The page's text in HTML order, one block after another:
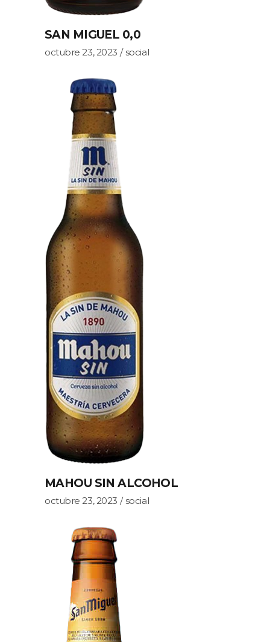
SAN MIGUEL 0,0
octubre 23, 2023 social
MAHOU SIN ALCOHOL
octubre 23, 2023 social